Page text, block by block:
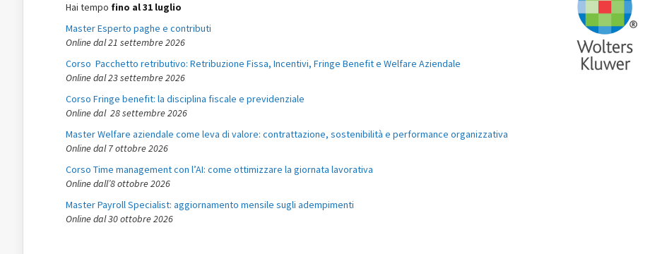
Hai tempo fino al 31 luglio
Master Esperto paghe e contributi
Online dal 21 settembre 2026
Corso Pacchetto retributivo: Retribuzione Fissa, Incentivi, Fringe Benefit e Welfare Aziendale
Online dal 23 settembre 2026
Corso Fringe benefit: la disciplina fiscale e previdenziale
Online dal 28 settembre 2026
Master Welfare aziendale come leva di valore: contrattazione, sostenibilità e performance organizzativa
Online dal 7 ottobre 2026
Corso Time management con l’AI: come ottimizzare la giornata lavorativa
Online dall’8 ottobre 2026
Master Payroll Specialist: aggiornamento mensile sugli adempimenti
Online dal 30 ottobre 2026